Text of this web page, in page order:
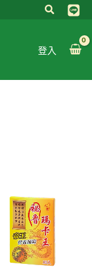
登入
格：
NT$900。
前
價
格：
NT$700。